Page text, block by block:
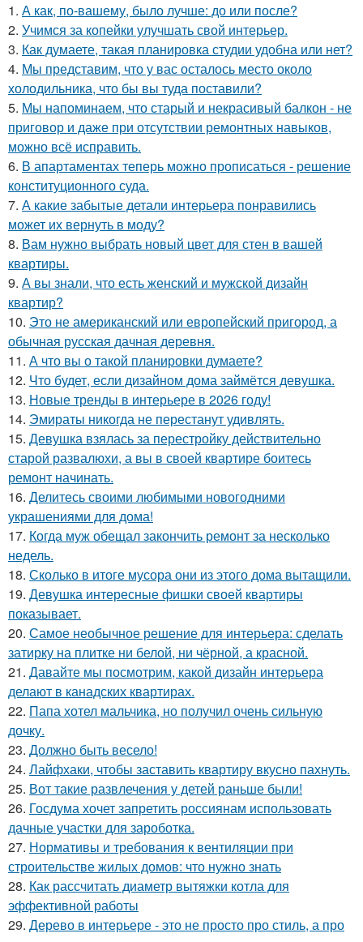
1. А как, по-вашему, было лучше: до или после?
2. Учимся за копейки улучшать свой интерьер.
3. Как думаете, такая планировка студии удобна или нет?
4. Мы представим, что у вас осталось место около
холодильника, что бы вы туда поставили?
5. Мы напоминаем, что старый и некрасивый балкон - не
приговор и даже при отсутствии ремонтных навыков,
можно всё исправить.
6. В апартаментах теперь можно прописаться - решение
конституционного суда.
7. А какие забытые детали интерьера понравились
может их вернуть в моду?
8. Вам нужно выбрать новый цвет для стен в вашей
квартиры.
9. А вы знали, что есть женский и мужской дизайн
квартир?
10. Это не американский или европейский пригород, а
обычная русская дачная деревня.
11. А что вы о такой планировки думаете?
12. Что будет, если дизайном дома займётся девушка.
13. Новые тренды в интерьере в 2026 году!
14. Эмираты никогда не перестанут удивлять.
15. Девушка взялась за перестройку действительно
старой развалюхи, а вы в своей квартире боитесь
ремонт начинать.
16. Делитесь своими любимыми новогодними
украшениями для дома!
17. Когда муж обещал закончить ремонт за несколько
недель.
18. Сколько в итоге мусора они из этого дома вытащили.
19. Девушка интересные фишки своей квартиры
показывает.
20. Самое необычное решение для интерьера: сделать
затирку на плитке ни белой, ни чёрной, а красной.
21. Давайте мы посмотрим, какой дизайн интерьера
делают в канадских квартирах.
22. Папа хотел мальчика, но получил очень сильную
дочку.
23. Должно быть весело!
24. Лайфхаки, чтобы заставить квартиру вкусно пахнуть.
25. Вот такие развлечения у детей раньше были!
26. Госдума хочет запретить россиянам использовать
дачные участки для зароботка.
27. Нормативы и требования к вентиляции при
строительстве жилых домов: что нужно знать
28. Как рассчитать диаметр вытяжки котла для
эффективной работы
29. Дерево в интерьере - это не просто про стиль, а про